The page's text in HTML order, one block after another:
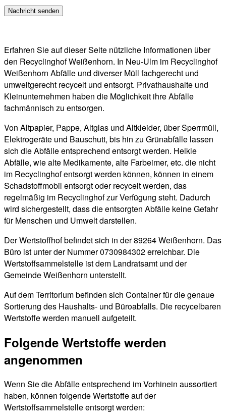
Erfahren Sie auf dieser Seite nützliche Informationen über
den Recyclinghof Weißenhorn. In Neu-Ulm im Recyclinghof
Weißenhorn Abfälle und diverser Müll fachgerecht und
umweltgerecht recycelt und entsorgt. Privathaushalte und
Kleinunternehmen haben die Möglichkeit ihre Abfälle
fachmännisch zu entsorgen.
Von Altpapier, Pappe, Altglas und Altkleider, über Sperrmüll,
Elektrogeräte und Bauschutt, bis hin zu Grünabfälle lassen
sich die Abfälle entsprechend entsorgt werden. Heikle
Abfälle, wie alte Medikamente, alte Farbeimer, etc. die nicht
im Recyclinghof entsorgt werden können, können in einem
Schadstoffmobil entsorgt oder recycelt werden, das
regelmäßig im Recyclinghof zur Verfügung steht. Dadurch
wird sichergestellt, dass die entsorgten Abfälle keine Gefahr
für Menschen und Umwelt darstellen.
Der Wertstoffhof befindet sich in der 89264 Weißenhorn. Das
Büro ist unter der Nummer 0730984302 erreichbar. Die
Wertstoffsammelstelle ist dem Landratsamt und der
Gemeinde Weißenhorn unterstellt.
Auf dem Territorium befinden sich Container für die genaue
Sortierung des Haushalts- und Büroabfalls. Die recycelbaren
Wertstoffe werden manuell aufgeteilt.
Folgende Wertstoffe werden
angenommen
Wenn Sie die Abfälle entsprechend im Vorhinein aussortiert
haben, können folgende Wertstoffe auf der
Wertstoffsammelstelle entsorgt werden: